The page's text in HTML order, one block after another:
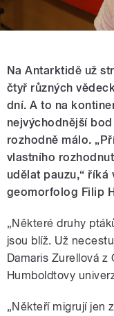
Na Antarktidě už
čtyř různých
dní. A to na
nejvýchodnější
rozhodně málo.
vlastního
udělat pauzu,“
geomorfolog Filip
„Některé druhy
jsou blíž. Už
Damaris Zurellová
Humboldtovy
„Někteří migrují jen